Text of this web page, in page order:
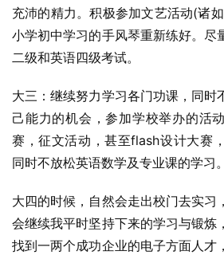
充沛的精力。积极参加文艺活动(诸
小学初中学习的手风琴重新练好。尽
二级和英语四级考试。
大三：继续努力学习各门功课，同时
己能力的机会，参加学校举办的活
赛，征文活动，甚至flash设计大赛
同时不放松英语数学及专业课的学习。
大四的时候，自然会走出校门去实习
会继续我平时坚持下来的学习与锻炼
找到一两个成功企业的电子方面人才